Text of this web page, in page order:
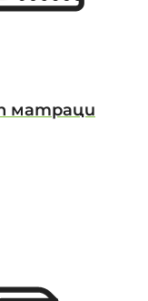
матраци